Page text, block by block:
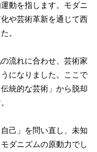
動を指します。モダニ
や芸術革新を通じて西
。
流れに合わせ、芸術家
になりました。ここで
統的な芸術」から脱却
己」を問い直し、未知
ダニズムの原動力でし